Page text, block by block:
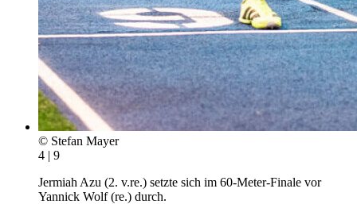
© Stefan Mayer
4 | 9
Jermiah Azu (2. v.re.) setzte sich im 60-Meter-Finale vor
Yannick Wolf (re.) durch.